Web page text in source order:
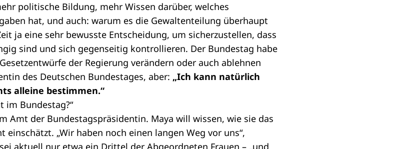
politische Bildung, mehr Wissen darüber, welches
hat, und auch: warum es die Gewaltenteilung überhaupt
ja eine sehr bewusste Entscheidung, um sicherzustellen, dass
sind und sich gegenseitig kontrollieren. Der Bundestag habe
der Regierung verändern oder auch ablehnen
des Deutschen Bundestages, aber: „Ich kann natürlich
alleine bestimmen.“
im Bundestag?“
Amt der Bundestagspräsidentin. Maya will wissen, wie sie das
„Wir haben noch einen langen Weg vor uns“,
aktuell nur etwa ein Drittel der Abgeordneten Frauen – „und